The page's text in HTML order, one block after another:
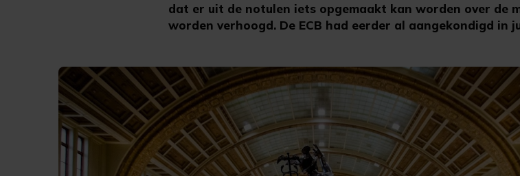
dat er uit de notulen iets opgemaakt kan worden over de
worden verhoogd. De ECB had eerder al aangekondigd in